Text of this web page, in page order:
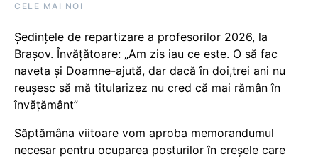
CELE MAI NOI
Ședințele de repartizare a profesorilor 2026, la
Brașov. Învățătoare: „Am zis iau ce este. O să fac
naveta și Doamne-ajută, dar dacă în doi,trei ani nu
reușesc să mă titularizez nu cred că mai rămân în
învățământ”
Săptămâna viitoare vom aproba memorandumul
necesar pentru ocuparea posturilor în creșele care